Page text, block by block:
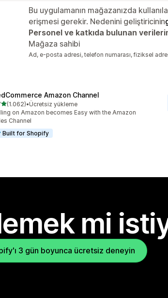
Bu uygulamanın mağazanızda
erişmesi gerekir. Nedenini geliştiricinin
Personel ve katkıda bulunan
Mağaza sahibi
Ad, e-posta adresi, telefon numarası, fiziksel
Amazon Channel
5 yıldız üzerinden
(1.062)
1062 değerlendirme
•Ücretsiz yükleme
on Amazon becomes Easy with the Amazon
Channel
Built for Shopify
mi
3 gün boyunca ücretsiz deneyin